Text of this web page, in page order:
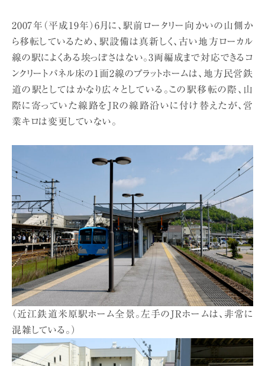
2007年（平成19年）6月に、駅前ロータリー向かいの山側か
ら移転しているため、駅設備は真新しく、古い地方ローカル
線の駅によくある埃っぽさはない。3両編成まで対応できるコ
ンクリートパネル床の1面2線のプラットホームは、地方民営鉄
道の駅としてはかなり広々としている。この駅移転の際、山
際に寄っていた線路をJRの線路沿いに付け替えたが、営
業キロは変更していない。
（近江鉄道米原駅ホーム全景。左手のJRホームは、非常に
混雑している。）